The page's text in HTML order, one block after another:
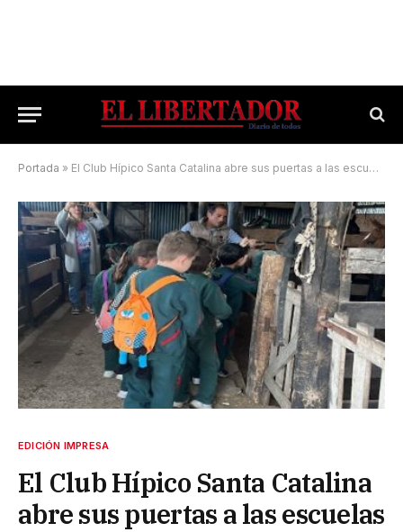
Portada » El Club Hípico Santa Catalina abre sus puertas a las escuelas
EDICIÓN IMPRESA
El Club Hípico Santa Catalina
abre sus puertas a las escuelas